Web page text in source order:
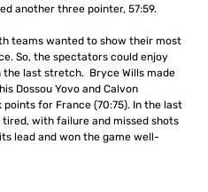
another three pointer, 57:59.
teams wanted to show their most
So, the spectators could enjoy
the last stretch. Bryce Wills made
Dossou Yovo and Calvon
for France (70:75). In the last
with failure and missed shots
lead and won the game well-